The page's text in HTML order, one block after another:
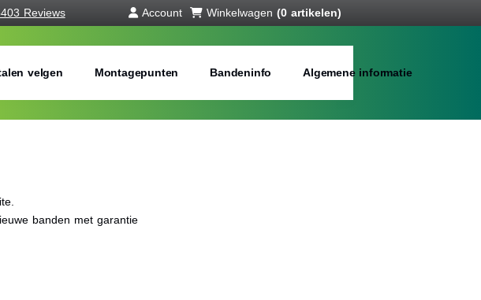
Reviews Account Winkelwagen (0 artikelen)
velgen Montagepunten Bandeninfo Algemene informatie
banden met garantie